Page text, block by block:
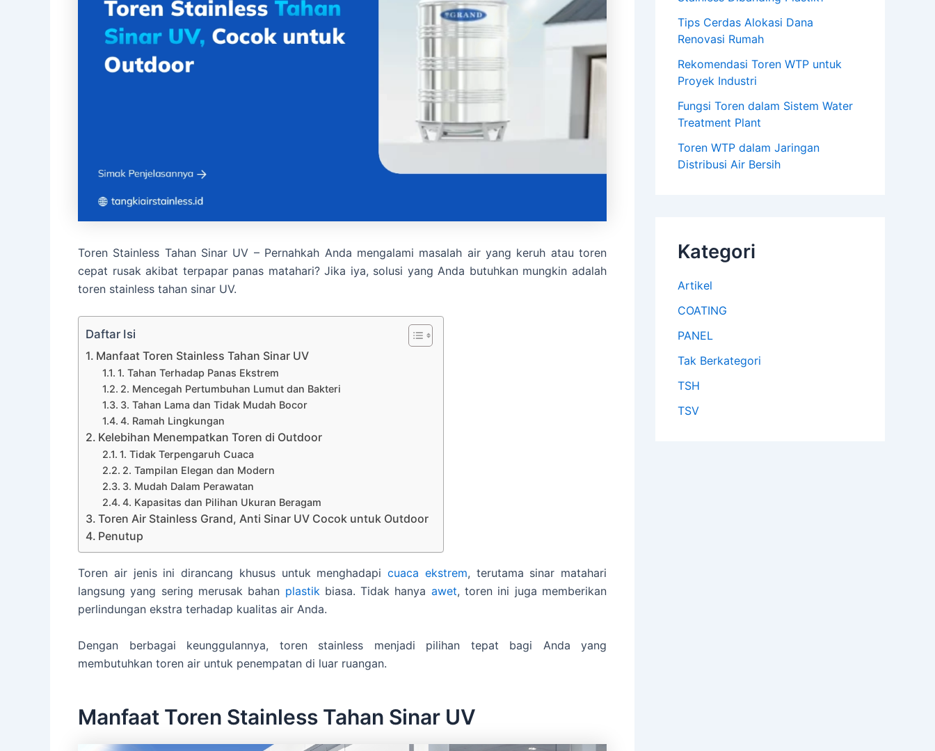
Toren Stainless Tahan Sinar UV – Pernahkah Anda mengalami masalah air yang keruh atau toren
cepat rusak akibat terpapar panas matahari? Jika iya, solusi yang Anda butuhkan mungkin adalah
toren stainless tahan sinar UV.
Daftar Isi
Manfaat Toren Stainless Tahan Sinar UV
1. Tahan Terhadap Panas Ekstrem
2. Mencegah Pertumbuhan Lumut dan Bakteri
3. Tahan Lama dan Tidak Mudah Bocor
4. Ramah Lingkungan
Kelebihan Menempatkan Toren di Outdoor
1. Tidak Terpengaruh Cuaca
2. Tampilan Elegan dan Modern
3. Mudah Dalam Perawatan
4. Kapasitas dan Pilihan Ukuran Beragam
Toren Air Stainless Grand, Anti Sinar UV Cocok untuk Outdoor
Penutup
Toren air jenis ini dirancang khusus untuk menghadapi cuaca ekstrem, terutama sinar matahari
langsung yang sering merusak bahan plastikbiasa. Tidak hanya awet, toren ini juga memberikan
perlindungan ekstra terhadap kualitas air Anda.
Dengan berbagai keunggulannya, toren stainless menjadi pilihan tepat bagi Anda yang
membutuhkan toren air untuk penempatan di luar ruangan.
Manfaat Toren Stainless Tahan Sinar UV
Tips Cerdas Alokasi Dana
Renovasi Rumah
Rekomendasi Toren WTP untuk
Proyek Industri
Fungsi Toren dalam Sistem Water
Treatment Plant
Toren WTP dalam Jaringan
Distribusi Air Bersih
Kategori
Artikel
COATING
PANEL
Tak Berkategori
TSH
TSV